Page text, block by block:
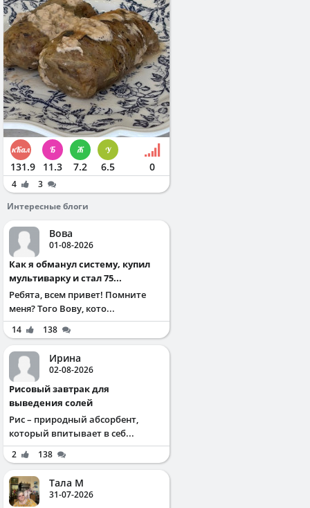
131.9 11.3 7.2 6.5 0
4
3
Интересные блоги
Вова
01-08-2026
Как я обманул систему, купил
мультиварку и стал 75...
Ребята, всем привет! Помните
меня? Того Вову, кото...
14 138
Ирина
02-08-2026
Рисовый завтрак для
выведения солей
Рис – природный абсорбент,
который впитывает в себ...
2 138
Тала М
31-07-2026